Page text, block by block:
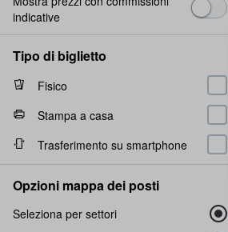
indicative
Tipo di biglietto
Fisico
Stampa a casa
Trasferimento su smartphone
Opzioni mappa dei posti
Seleziona per settori